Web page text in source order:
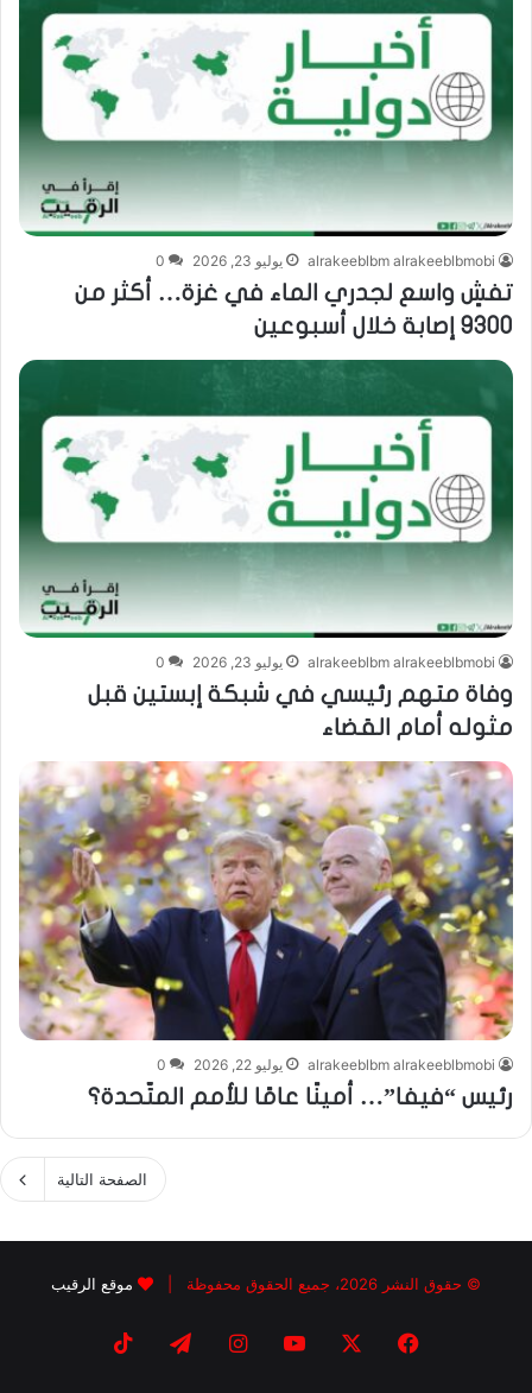
alrakeeblbm alrakeeblbmobi يوليو 23, 2026 0
تفشٍ واسع لجدري الماء في غزة… أكثر من
9300 إصابة خلال أسبوعين
alrakeeblbm alrakeeblbmobi يوليو 23, 2026 0
وفاة متهم رئيسي في شبكة إبستين قبل
مثوله أمام القضاء
alrakeeblbm alrakeeblbmobi يوليو 22, 2026 0
رئيس “فيفا”… أمينًا عامًا للأمم المتّحدة؟
الصفحة التالية
© حقوق النشر 2026، جميع الحقوق محفوظة | موقع الرقيب
فيسبوك يوتيوب انستقرام تيلقرام